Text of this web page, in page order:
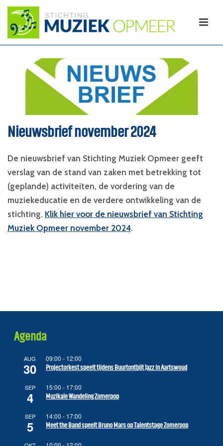
Nieuwsbrief november 2024
De nieuwsbrief van Stichting Muziek Opmeer geeft
verslag van de stand van zaken met betrekking tot
(geplande) activiteiten, de vordering van de
muziekeducatie en de verdere ontwikkeling van de
stichting. Klik hier voor de nieuwsbrief van Stichting
Muziek Opmeer november 2024.
Agenda
AUG
30
09:00 - 12:00
Projectorkest speelt tijdens Buurtontbijt Jazz in Aartswoud
SEP
4
15:00 - 17:00
Muzikale Wandeling Zomerpop
SEP
5
14:00 - 17:00
Meet the Band speelt Bruno Mars op Talentstage Zomerpop